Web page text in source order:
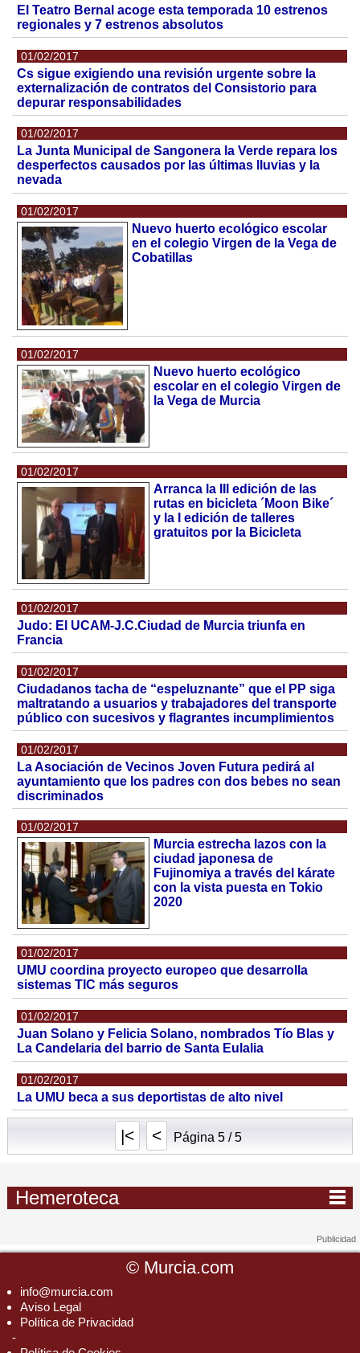
El Teatro Bernal acoge esta temporada 10 estrenos
regionales y 7 estrenos absolutos
01/02/2017
Cs sigue exigiendo una revisión urgente sobre la
externalización de contratos del Consistorio para
depurar responsabilidades
01/02/2017
La Junta Municipal de Sangonera la Verde repara los
desperfectos causados por las últimas lluvias y la
nevada
01/02/2017
Nuevo huerto ecológico escolar
en el colegio Virgen de la Vega de
Cobatillas
01/02/2017
Nuevo huerto ecológico
escolar en el colegio Virgen de
la Vega de Murcia
01/02/2017
Arranca la III edición de las
rutas en bicicleta ´Moon Bike´
y la I edición de talleres
gratuitos por la Bicicleta
01/02/2017
Judo: El UCAM-J.C.Ciudad de Murcia triunfa en
Francia
01/02/2017
Ciudadanos tacha de “espeluznante” que el PP siga
maltratando a usuarios y trabajadores del transporte
público con sucesivos y flagrantes incumplimientos
01/02/2017
La Asociación de Vecinos Joven Futura pedirá al
ayuntamiento que los padres con dos bebes no sean
discriminados
01/02/2017
Murcia estrecha lazos con la
ciudad japonesa de
Fujinomiya a través del kárate
con la vista puesta en Tokio
2020
01/02/2017
UMU coordina proyecto europeo que desarrolla
sistemas TIC más seguros
01/02/2017
Juan Solano y Felicia Solano, nombrados Tío Blas y
La Candelaria del barrio de Santa Eulalia
01/02/2017
La UMU beca a sus deportistas de alto nivel
|< < Página 5 / 5
Hemeroteca
© Murcia.com
info@murcia.com
Aviso Legal
Política de Privacidad
-